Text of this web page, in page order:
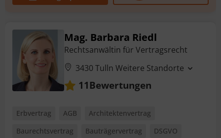
Mag. Barbara Riedl
Rechtsanwältin für Vertragsrecht
3430 Tulln Weitere Standorte
11Bewertungen
Erbvertrag AGB
Architektenvertrag
Baurechtsvertrag
Bauträgervertrag
DSGVO